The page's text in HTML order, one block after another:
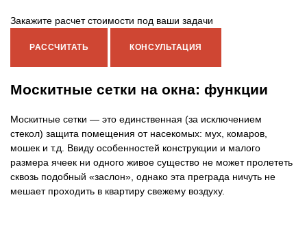
Закажите расчет стоимости под ваши задачи
РАССЧИТАТЬ КОНСУЛЬТАЦИЯ
Москитные сетки на окна: функции
Москитные сетки — это единственная (за исключением
стекол) защита помещения от насекомых: мух, комаров,
мошек и т.д. Ввиду особенностей конструкции и малого
размера ячеек ни одного живое существо не может пролететь
сквозь подобный «заслон», однако эта преграда ничуть не
мешает проходить в квартиру свежему воздуху.